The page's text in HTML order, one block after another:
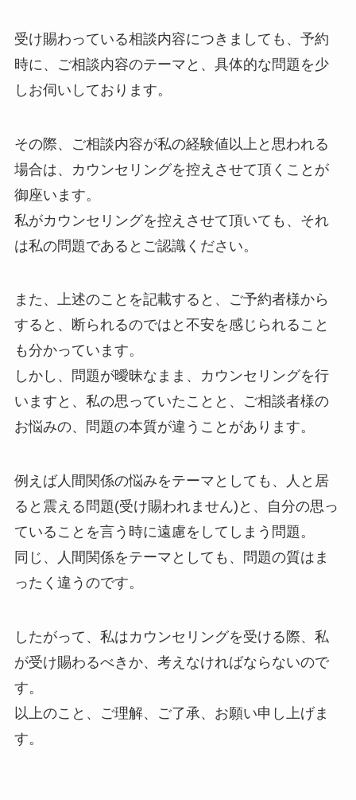
受け賜わっている相談内容につきましても、予約
時に、ご相談内容のテーマと、具体的な問題を少
しお伺いしております。
その際、ご相談内容が私の経験値以上と思われる
場合は、カウンセリングを控えさせて頂くことが
御座います。
私がカウンセリングを控えさせて頂いても、それ
は私の問題であるとご認識ください。
また、上述のことを記載すると、ご予約者様から
すると、断られるのではと不安を感じられること
も分かっています。
しかし、問題が曖昧なまま、カウンセリングを行
いますと、私の思っていたことと、ご相談者様の
お悩みの、問題の本質が違うことがあります。
例えば人間関係の悩みをテーマとしても、人と居
ると震える問題(受け賜われません)と、自分の思っ
ていることを言う時に遠慮をしてしまう問題。
同じ、人間関係をテーマとしても、問題の質はま
ったく違うのです。
したがって、私はカウンセリングを受ける際、私
が受け賜わるべきか、考えなければならないので
す。
以上のこと、ご理解、ご了承、お願い申し上げま
す。